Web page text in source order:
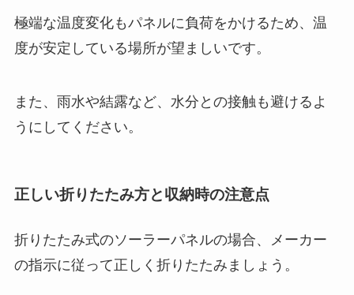
極端な温度変化もパネルに負荷をかけるため、温
度が安定している場所が望ましいです。
また、雨水や結露など、水分との接触も避けるよ
うにしてください。
正しい折りたたみ方と収納時の注意点
折りたたみ式のソーラーパネルの場合、メーカー
の指示に従って正しく折りたたみましょう。